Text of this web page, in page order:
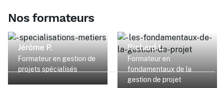
Nos formateurs
Jérôme P.
Formateur en gestion de
projets spécialisés
Richard L.
Formateur en
fondamentaux de la
gestion de projet